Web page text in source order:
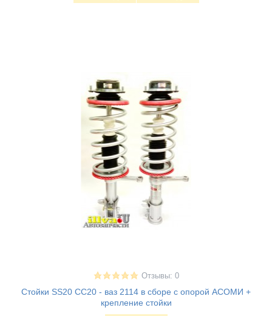
Отзывы: 0
Стойки SS20 СС20 - ваз 2114 в сборе с опорой АСОМИ +
крепление стойки